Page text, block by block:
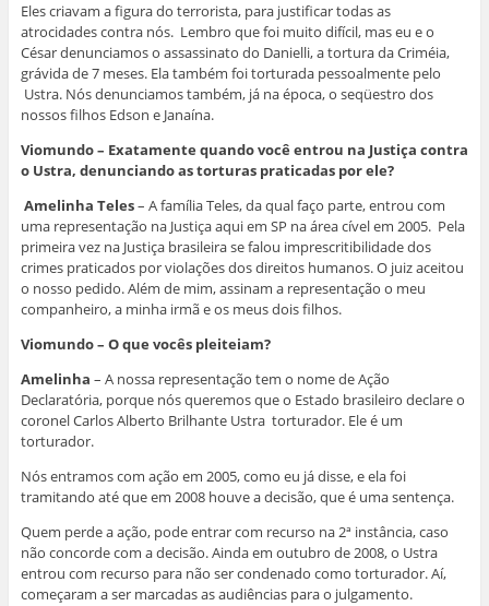
Eles criavam a figura do terrorista, para justificar todas as
atrocidades contra nós. Lembro que foi muito difícil, mas eu e o
César denunciamos o assassinato do Danielli, a tortura da Criméia,
grávida de 7 meses. Ela também foi torturada pessoalmente pelo
Ustra. Nós denunciamos também, já na época, o seqüestro dos
nossos filhos Edson e Janaína.
Viomundo – Exatamente quando você entrou na Justiça contra
o Ustra, denunciando as torturas praticadas por ele?
Amelinha Teles– A família Teles, da qual faço parte, entrou com
uma representação na Justiça aqui em SP na área cível em 2005. Pela
primeira vez na Justiça brasileira se falou imprescritibilidade dos
crimes praticados por violações dos direitos humanos. O juiz aceitou
o nosso pedido. Além de mim, assinam a representação o meu
companheiro, a minha irmã e os meus dois filhos.
Viomundo – O que vocês pleiteiam?
Amelinha – A nossa representação tem o nome de Ação
Declaratória, porque nós queremos que o Estado brasileiro declare o
coronel Carlos Alberto Brilhante Ustra torturador. Ele é um
torturador.
Nós entramos com ação em 2005, como eu já disse, e ela foi
tramitando até que em 2008 houve a decisão, que é uma sentença.
Quem perde a ação, pode entrar com recurso na 2ª instância, caso
não concorde com a decisão. Ainda em outubro de 2008, o Ustra
entrou com recurso para não ser condenado como torturador. Aí,
começaram a ser marcadas as audiências para o julgamento.